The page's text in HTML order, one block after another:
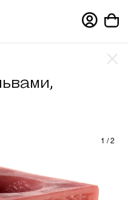
1 /2